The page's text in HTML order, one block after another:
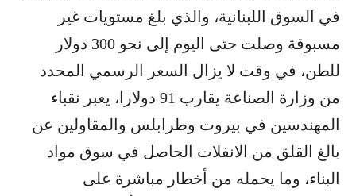
في السوق اللبنانية، والذي بلغ مستويات غير
مسبوقة وصلت حتى اليوم إلى نحو 300 دولار
للطن، في وقت لا يزال السعر الرسمي المحدد
من وزارة الصناعة يقارب 91 دولارا، يعبر نقباء
المهندسين في بيروت وطرابلس والمقاولين عن
بالغ القلق من الانفلات الحاصل في سوق مواد
البناء، وما يحمله من أخطار مباشرة على